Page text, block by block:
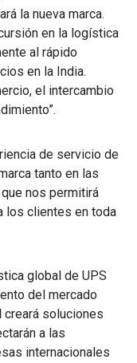
la nueva marca.
en la logística
al rápido
en la India.
el intercambio
de servicio de
tanto en las
nos permitirá
los clientes en toda
global de UPS
del mercado
creará soluciones
a las
internacionales